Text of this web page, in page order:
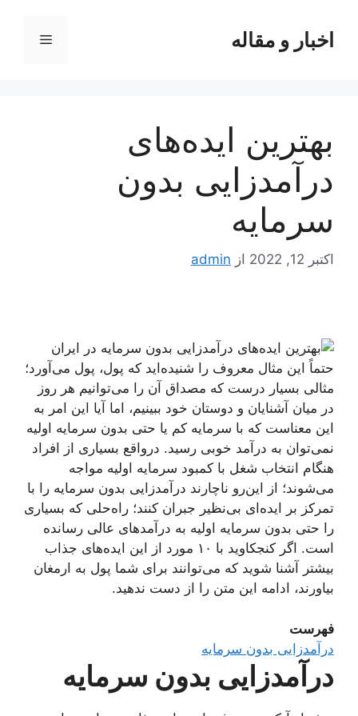
محتوااخبار و مقاله فهرست
بهترین ایده‌های
درآمدزایی بدون
سرمایه
اکتبر 12, 2022 از admin
حتماً این مثال معروف را شنیده‌اید که پول، پول می‌آورد؛
مثالی بسیار درست که مصداق آن را می‌توانیم هر روز
در میان آشنایان و دوستان خود ببینیم، اما آیا این امر به
این معناست که با سرمایه کم یا حتی بدون سرمایه اولیه
نمی‌توان به درآمد خوبی رسید. درواقع بسیاری از افراد
هنگام انتخاب شغل با کمبود سرمایه اولیه مواجه
می‌شوند؛ از این‌رو ناچارند درآمدزایی بدون سرمایه را با
تمرکز بر ایده‌ای بی‌نظیر جبران کنند؛ راه‌حلی که بسیاری
را حتی بدون سرمایه اولیه به درآمدهای عالی رسانده
است. اگر کنجکاوید با ۱۰ مورد از این ایده‌های جذاب
بیشتر آشنا شوید که می‌توانند برای شما پول به ارمغان
بیاورند، ادامه این متن را از دست ندهید.
فهرست
درآمدزایی بدون سرمایه
درآمدزایی بدون سرمایه